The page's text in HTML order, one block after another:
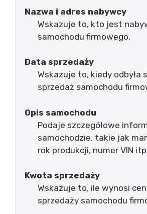
Nazwa i adres nabywcy
Wskazuje to, kto jest
samochodu firmowego.
Data sprzedaży
Wskazuje to, kiedy odbyła
sprzedaż samochodu
Opis samochodu
Podaje szczegółowe
samochodzie, takie jak
rok produkcji, numer VIN
Kwota sprzedaży
Wskazuje to, ile wynosi
sprzedaży samochodu